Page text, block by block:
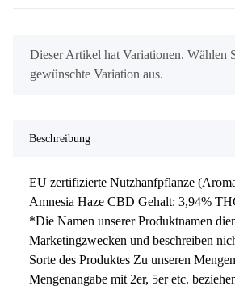
x
Dieser Artikel hat Variationen. Wählen
gewünschte Variation aus.
Beschreibung
EU zertifizierte Nutzhanfpflanze
Amnesia Haze CBD Gehalt: 3,94%
*Die Namen unserer Produktnamen
Marketingzwecken und beschreiben
Sorte des Produktes Zu unseren
Mengenangabe mit 2er, 5er etc.